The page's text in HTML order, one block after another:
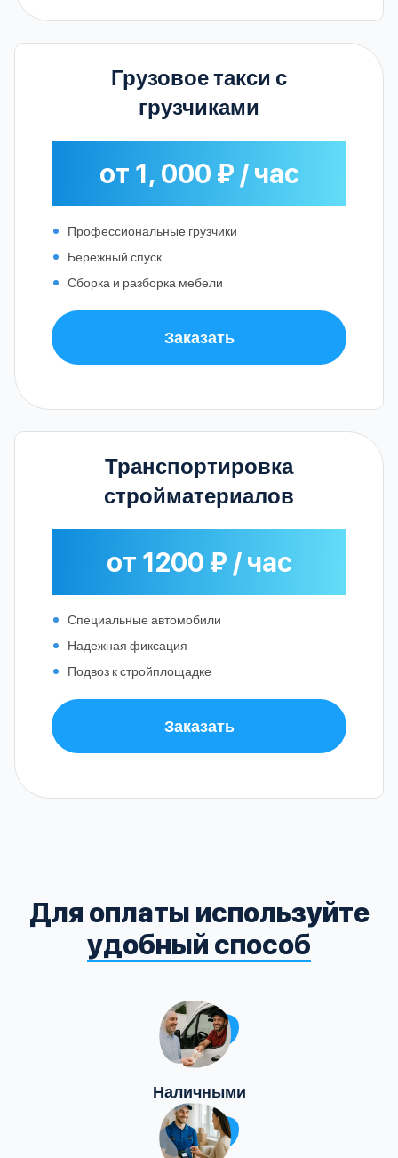
Грузовое такси с
грузчиками
от 1, 000 ₽ / час
Профессиональные грузчики
Бережный спуск
Сборка и разборка мебели
Заказать
Транспортировка
стройматериалов
от 1200 ₽ / час
Специальные автомобили
Надежная фиксация
Подвоз к стройплощадке
Заказать
Для оплаты используйте
удобный способ
Наличными